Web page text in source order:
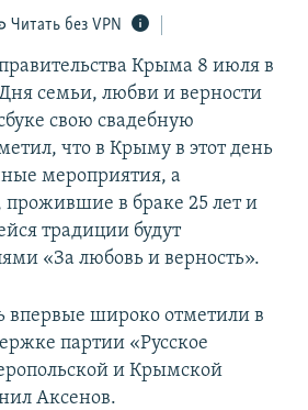
КРЫМА
Читать без VPN
Крыма 8 июля в
семьи, любви и верности
свою свадебную
что в Крыму в этот день
мероприятия, а
в браке 25 лет и
традиции будут
«За любовь и верность».
впервые широко отметили в
партии «Русское
и Крымской
Аксенов.